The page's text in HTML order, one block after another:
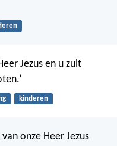
Jezus en u zult
kinderen
onze Heer Jezus